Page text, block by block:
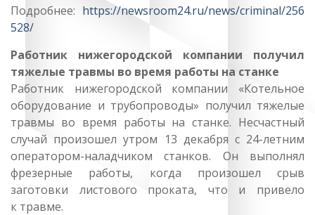
Подробнее: https://newsroom24.ru/news/criminal/256
528/
Работник нижегородской компании получил
тяжелые травмы во время работы на станке
Работник нижегородской компании «Котельное
оборудование и трубопроводы» получил тяжелые
травмы во время работы на станке. Несчастный
случай произошел утром 13 декабря с 24-летним
оператором-наладчиком станков. Он выполнял
фрезерные работы, когда произошел срыв
заготовки листового проката, что и привело
к травме.